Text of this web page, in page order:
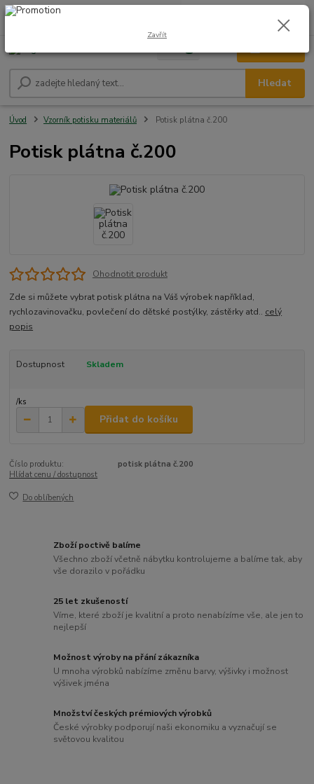
Hledat
+420 604 278 943 0,00 Kč
Úvod Vzorník potisku materiálů Potisk plátna č.200
Potisk plátna č.200
Ohodnotit produkt
Zde si můžete vybrat potisk plátna na Váš výrobek například,
rychlozavinovačku, povlečení do dětské postýlky, zástěrky atd.. celý
popis
Dostupnost Skladem
/ks
Přidat do košíku
Číslo produktu:
potisk plátna č.200
Hlídat cenu / dostupnost
Do oblíbených
Zboží poctivě balíme
Všechno zboží včetně nábytku kontrolujeme a balíme tak, aby
vše dorazilo v pořádku
25 let zkušeností
Víme, které zboží je kvalitní a proto nenabízíme vše, ale jen to
nejlepší
Možnost výroby na přání zákazníka
U mnoha výrobků nabízíme změnu barvy, výšivky i možnost
výšivek jména
Množství českých prémiových výrobků
České výrobky podporují naši ekonomiku a vyznačují se
světovou kvalitou
Zavřít